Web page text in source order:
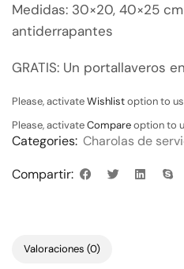
Medidas: 30×20, 40×25
antiderrapantes
GRATIS: Un portallaveros
Please, activateWishlistoption to
Please, activateCompareoption to
Categories: Charolas de
Compartir:
Valoraciones (0)